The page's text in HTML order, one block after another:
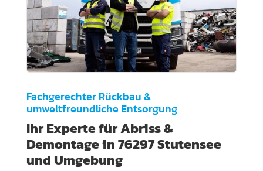
Fachgerechter Rückbau &
umweltfreundliche Entsorgung
Ihr Experte für Abriss &
Demontage in 76297 Stutensee
und Umgebung